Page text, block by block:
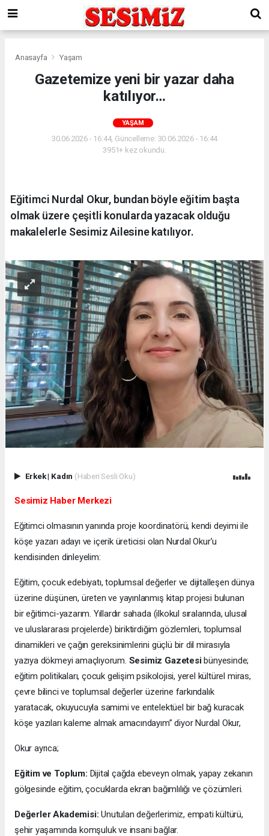
Anasayfa Yaşam
Gazetemize yeni bir yazar daha
katılıyor…
YAŞAM
30.06.2026 - 16:44, Güncelleme: 30.06.2026 - 16:44
3951+ kez okundu.
Eğitimci Nurdal Okur, bundan böyle eğitim başta
olmak üzere çeşitli konularda yazacak olduğu
makalelerle Sesimiz Ailesine katılıyor.
Erkek| Kadın (Haberi Sesli Oku)
Sesimiz Haber Merkezi
Eğitimci olmasının yanında proje koordinatörü, kendi deyimi ile
köşe yazarı adayı ve içerik üreticisi olan Nurdal Okur’u
kendisinden dinleyelim:
Eğitim, çocuk edebiyatı, toplumsal değerler ve dijitalleşen dünya
üzerine düşünen, üreten ve yayınlanmış kitap projesi bulunan
bir eğitimci-yazarım. Yıllardır sahada (ilkokul sıralarında, ulusal
ve uluslararası projelerde) biriktirdiğim gözlemleri, toplumsal
dinamikleri ve çağın gereksinimlerini güçlü bir dil mirasıyla
yazıya dökmeyi amaçlıyorum. Sesimiz Gazetesibünyesinde;
eğitim politikaları, çocuk gelişim psikolojisi, yerel kültürel miras,
çevre bilinci ve toplumsal değerler üzerine farkındalık
yaratacak, okuyucuyla samimi ve entelektüel bir bağ kuracak
köşe yazıları kaleme almak amacındayım” diyor Nurdal Okur,
Okur ayrıca;
Eğitim ve Toplum: Dijital çağda ebeveyn olmak, yapay zekanın
gölgesinde eğitim, çocuklarda ekran bağımlılığı ve çözümleri.
Değerler Akademisi: Unutulan değerlerimiz, empati kültürü,
şehir yaşamında komşuluk ve insani bağlar.